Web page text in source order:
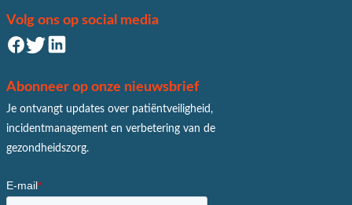
Volg ons op social media
Abonneer op onze nieuwsbrief
Je ontvangt updates over patiëntveiligheid,
incidentmanagement en verbetering van de
gezondheidszorg.